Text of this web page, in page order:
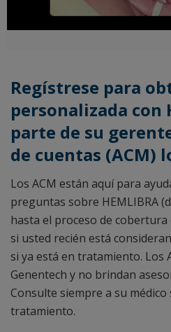
Regístrese para
personalizada con
parte de su
de cuentas (ACM)
Los ACM están aquí para
preguntas sobre HEMLIBRA
hasta el proceso de
si usted recién está
si ya está en tratamiento. Los
Genentech y no brindan
Consulte siempre a su
tratamiento.